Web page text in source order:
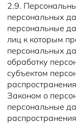
2.9.
персональных
персональные
лиц к которым
персональных
обработку
субъектом
Законом о
персональные